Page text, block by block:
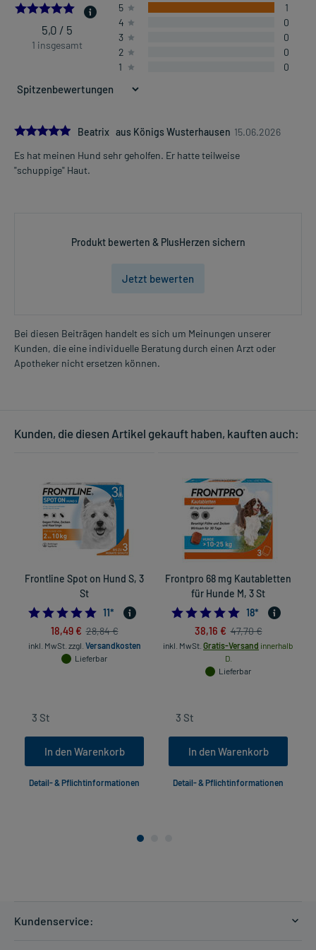
5.0
5,0 / 5
1 insgesamt
5
1
4
0
3
0
2
0
1
0
5.0
Beatrix aus Königs Wusterhausen 15.06.2026
Es hat meinen Hund sehr geholfen. Er hatte teilweise
"schuppige" Haut.
Produkt bewerten & PlusHerzen sichern
Jetzt bewerten
Bei diesen Beiträgen handelt es sich um Meinungen unserer
Kunden, die eine individuelle Beratung durch einen Arzt oder
Apotheker nicht ersetzen können.
Kunden, die diesen Artikel gekauft haben, kauften auch:
Frontline Spot on Hund S, 3
St
5.0
11*
18,49 € 28,84 €
inkl. MwSt. zzgl. Versandkosten
Lieferbar
In den Warenkorb
Detail- & Pflichtinformationen
Frontpro 68 mg Kautabletten
für Hunde M, 3 St
5.0
18*
38,16 € 47,70 €
inkl. MwSt. Gratis-Versand innerhalb
D.
Lieferbar
In den Warenkorb
Detail- & Pflichtinformationen
Kundenservice: